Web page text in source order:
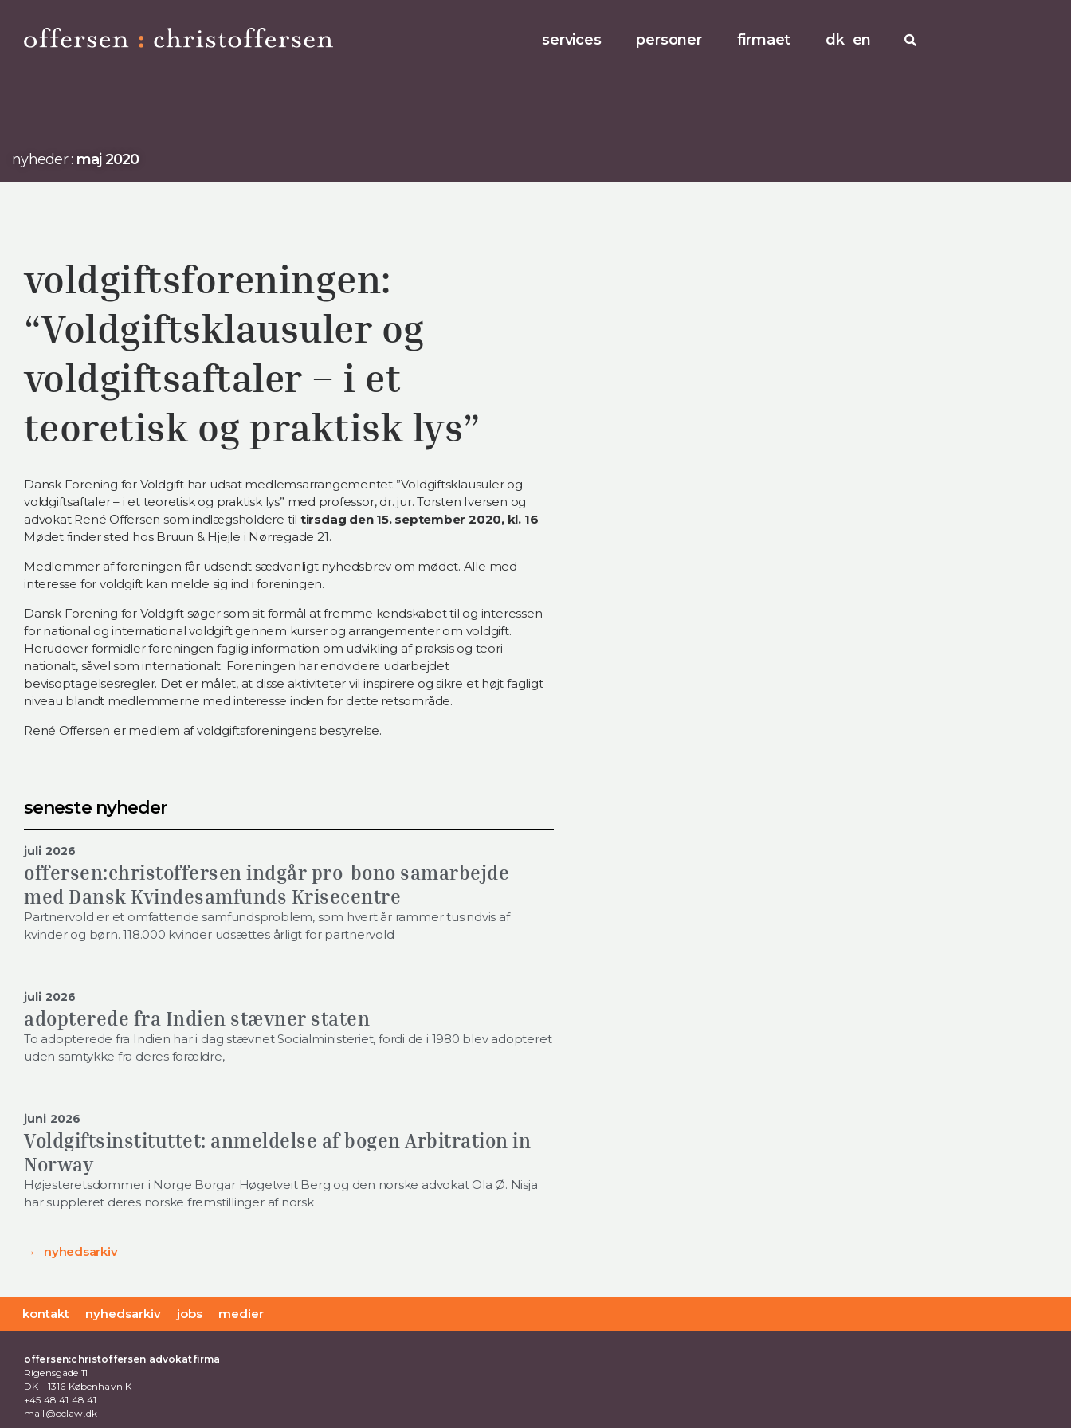
services personer firmaet dk en
nyheder : maj 2020
voldgiftsforeningen:
“Voldgiftsklausuler og
voldgiftsaftaler – i et
teoretisk og praktisk lys”
Dansk Forening for Voldgift har udsat medlemsarrangementet ”Voldgiftsklausuler og
voldgiftsaftaler – i et teoretisk og praktisk lys” med professor, dr. jur. Torsten Iversen og
advokat René Offersen som indlægsholdere til tirsdag den 15. september 2020, kl. 16.
Mødet finder sted hos Bruun & Hjejle i Nørregade 21.
Medlemmer af foreningen får udsendt sædvanligt nyhedsbrev om mødet. Alle med
interesse for voldgift kan melde sig ind i foreningen.
Dansk Forening for Voldgift søger som sit formål at fremme kendskabet til og interessen
for national og international voldgift gennem kurser og arrangementer om voldgift.
Herudover formidler foreningen faglig information om udvikling af praksis og teori
nationalt, såvel som internationalt. Foreningen har endvidere udarbejdet
bevisoptagelsesregler. Det er målet, at disse aktiviteter vil inspirere og sikre et højt fagligt
niveau blandt medlemmerne med interesse inden for dette retsområde.
René Offersen er medlem af voldgiftsforeningens bestyrelse.
seneste nyheder
juli 2026
offersen:christoffersen indgår pro-bono samarbejde
med Dansk Kvindesamfunds Krisecentre
Partnervold er et omfattende samfundsproblem, som hvert år rammer tusindvis af
kvinder og børn. 118.000 kvinder udsættes årligt for partnervold
juli 2026
adopterede fra Indien stævner staten
To adopterede fra Indien har i dag stævnet Socialministeriet, fordi de i 1980 blev adopteret
uden samtykke fra deres forældre,
juni 2026
Voldgiftsinstituttet: anmeldelse af bogen Arbitration in
Norway
Højesteretsdommer i Norge Borgar Høgetveit Berg og den norske advokat Ola Ø. Nisja
har suppleret deres norske fremstillinger af norsk
nyhedsarkiv
kontakt nyhedsarkiv jobs medier
offersen:christoffersen advokatfirma
Rigensgade 11
DK - 1316 København K
+45 48 41 48 41
mail@oclaw.dk